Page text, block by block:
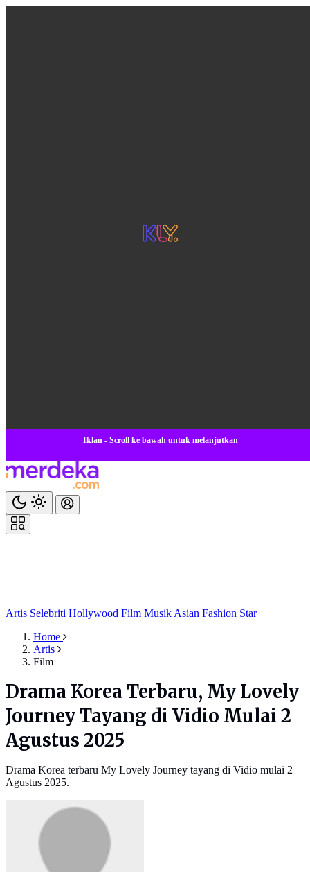
Iklan - Scroll ke bawah untuk melanjutkan
Artis Selebriti Hollywood Film Musik Asian Fashion Star
Home
Artis
Film
Drama Korea Terbaru, My Lovely
Journey Tayang di Vidio Mulai 2
Agustus 2025
Drama Korea terbaru My Lovely Journey tayang di Vidio mulai 2
Agustus 2025.